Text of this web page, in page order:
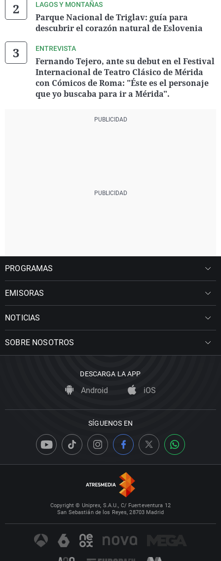
LAGOS Y MONTAÑAS
Parque Nacional de Triglav: guía para
descubrir el corazón natural de Eslovenia
ENTREVISTA
Fernando Tejero, ante su debut en el Festival
Internacional de Teatro Clásico de Mérida
con Cómicos de Roma: "Éste es el personaje
que yo buscaba para ir a Mérida".
PROGRAMAS
EMISORAS
NOTICIAS
SOBRE NOSOTROS
DESCARGA LA APP
Android iOS
SÍGUENOS EN
Copyright © Uniprex, S.A.U., C/ Fuerteventura 12
San Sebastián de los Reyes, 28703 Madrid